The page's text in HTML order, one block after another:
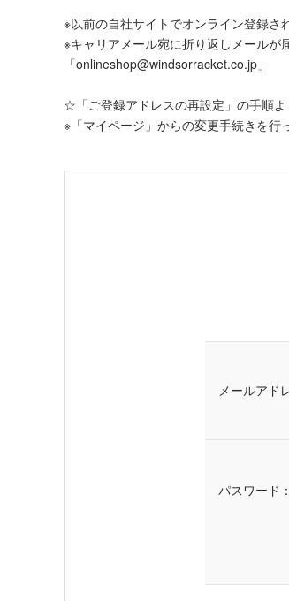
※以前の自社サイトでオンライン登録さ
※キャリアメール宛に折り返しメールが
「onlineshop@windsorracket.co.jp」
☆「ご登録アドレスの再設定」の手順
※「マイページ」からの変更手続きを行
メールアド
パスワード：